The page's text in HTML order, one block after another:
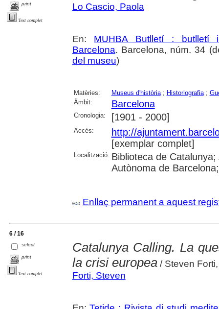
print
Text complet
Lo Cascio, Paola
En: MUHBA Butlletí : butlletí
Barcelona. Barcelona, núm. 34
del museu)
Matèries: Museus d'història; Historiografia;
Àmbit:
Barcelona
Cronologia: [1901 - 2000]
Accés:
http://
[exemplar complet]
Localització: Biblioteca de
Autònoma de
Enllaç permanent a aquest
6 / 16
select
print
Text complet
Catalunya Calling. La
la crisi europea/ Steven
Forti, Steven